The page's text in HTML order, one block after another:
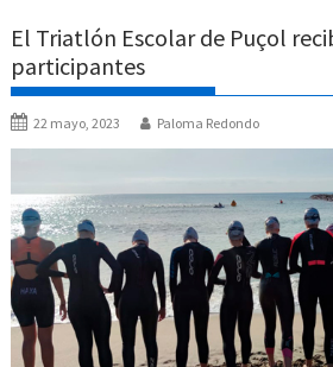
El Triatlón Escolar de Puçol
participantes
22 mayo, 2023 Paloma Redondo